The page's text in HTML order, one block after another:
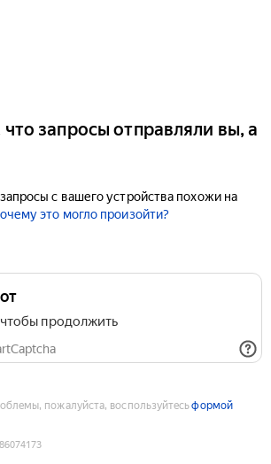
запросы отправляли вы, а
с вашего устройства похожи на
это могло произойти?
продолжить
пожалуйста, воспользуйтесьформой